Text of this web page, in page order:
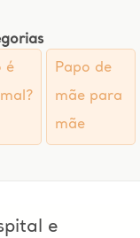
é
Papo de
mãe para
mãe
e